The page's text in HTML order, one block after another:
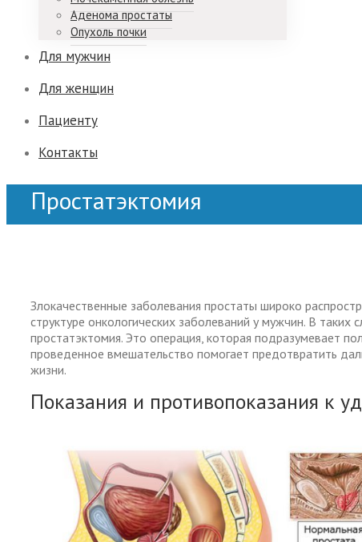
Аденома простаты
Опухоль почки
Для мужчин
Для женщин
Пациенту
Контакты
Простатэктомия
Злокачественные заболевания простаты широко
структуре онкологических заболеваний у мужчин. В таких
простатэктомия. Это операция, которая подразумевает
проведенное вмешательство помогает предотвратить
жизни.
Показания и противопоказания к